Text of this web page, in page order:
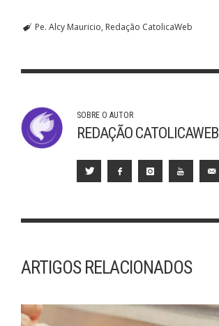
Pe. Alcy Mauricio Redação CatolicaWeb
SOBRE O AUTOR
REDAÇÃO CATOLICAWEB
ARTIGOS RELACIONADOS